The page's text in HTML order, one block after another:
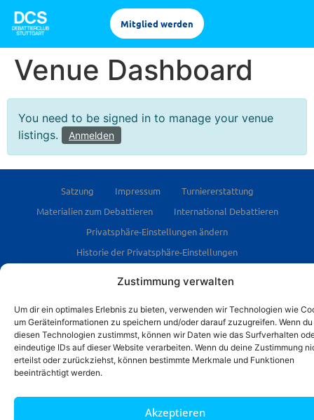
Zustimmung verwalten
Um dir ein optimales Erlebnis zu bieten, verwenden wir Technologien wie
um Geräteinformationen zu speichern und/oder darauf zuzugreifen. Wenn du
diesen Technologien zustimmst, können wir Daten wie das Surfverhalten
eindeutige IDs auf dieser Website verarbeiten. Wenn du deine Zustimmung
erteilst oder zurückziehst, können bestimmte Merkmale und Funktionen
beeinträchtigt werden.
Akzeptieren
Mitglied werden
Venue Dashboard
You need to be signed in to manage your venue
listings.
Anmelden
Satzung Impressum
Turniererstattung
Materialien zum Debattieren
International Debattieren
Privatsphäre-Einstellungen ändern
Historie der Privatsphäre-Einstellungen
Event Venues
Booking Form
Booking Received
Submit Organizer Form
Organizer Dashboard
Submit Venue Form
Venue Dashboard Gekonnt Streiten?!
© 2022 All Rights Reserved